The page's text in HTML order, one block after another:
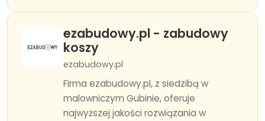
ezabudowy.pl - zabudowy
koszy
ezabudowy.pl
Firma ezabudowy.pl, z siedzibą w
malowniczym Gubinie, oferuje
najwyższej jakości rozwiązania w